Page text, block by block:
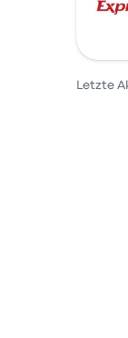
Letzte